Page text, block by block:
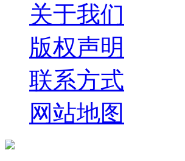
关于我们
版权声明
联系方式
网站地图